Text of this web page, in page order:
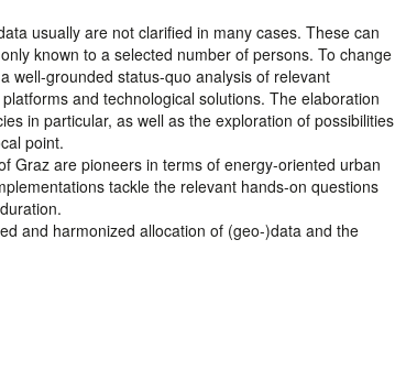
usually are not clarified in many cases. These can
known to a selected number of persons. To change
well-grounded status-quo analysis of relevant
and technological solutions. The elaboration
in particular, as well as the exploration of possibilities
point.
Graz are pioneers in terms of energy-oriented urban
tackle the relevant hands-on questions
and harmonized allocation of (geo-)data and the